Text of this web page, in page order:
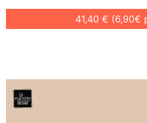
41,40 € (6,90€